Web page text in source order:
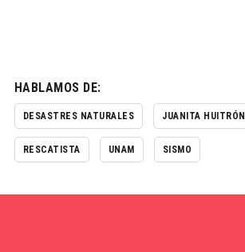
HABLAMOS DE:
DESASTRES NATURALES JUANITA HUITRÓN
RESCATISTA UNAM SISMO